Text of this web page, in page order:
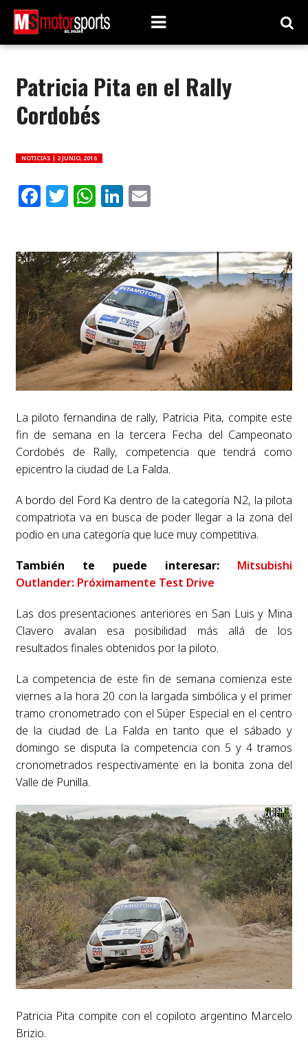
Patricia Pita en el Rally
Cordobés
NOTICIAS | 2 JUNIO, 2016
Facebook
Twitter
WhatsApp
LinkedIn
Email
La piloto fernandina de rally, Patricia Pita, compite este
fin de semana en la tercera Fecha del Campeonato
Cordobés de Rally, competencia que tendrá como
epicentro la ciudad de La Falda.
A bordo del Ford Ka dentro de la categoría N2, la pilota
compatriota va en busca de poder llegar a la zona del
podio en una categoría que luce muy competitiva.
También te puede interesar: Mitsubishi
Outlander: Próximamente Test Drive
Las dos presentaciones anteriores en San Luis y Mina
Clavero avalan esa posibilidad más allá de los
resultados finales obtenidos por la piloto.
La competencia de este fin de semana comienza este
viernes a la hora 20 con la largada simbólica y el primer
tramo cronometrado con el Súper Especial en el centro
de la ciudad de La Falda en tanto que el sábado y
domingo se disputa la competencia con 5 y 4 tramos
cronometrados respectivamente en la bonita zona del
Valle de Punilla.
Patricia Pita compite con el copiloto argentino Marcelo
Brizio.